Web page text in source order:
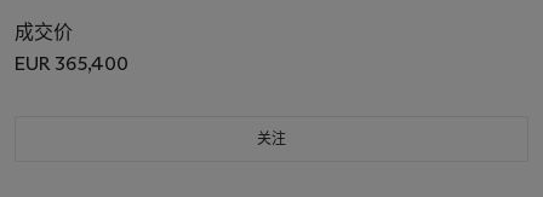
成交价
EUR 365,400
关注